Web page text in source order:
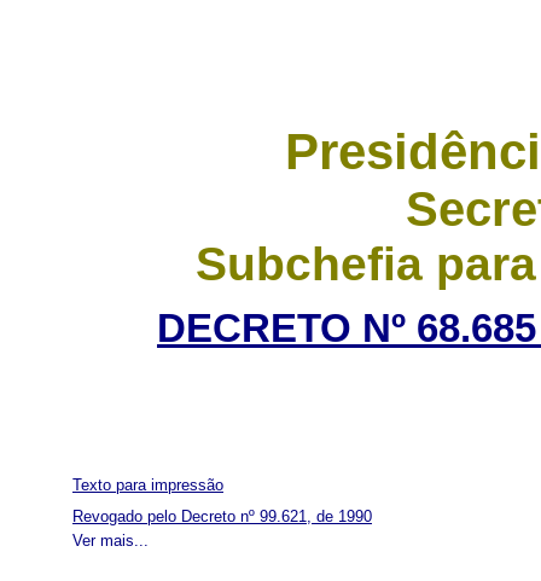
Subchefia
DECRETO Nº
Ver mais...
Texto para impressão
Revogado pelo Decreto nº 99.621, de 1990